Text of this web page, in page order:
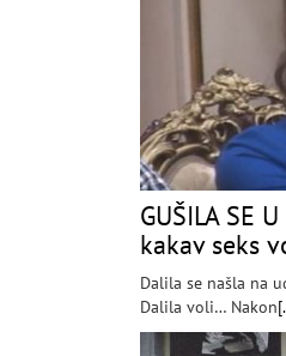
GUŠILA SE
kakav seks
Dalila se našla na
Dalila voli… Nakon